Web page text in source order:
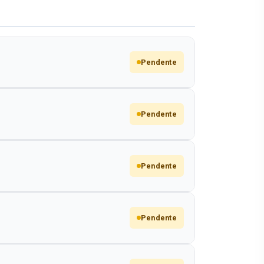
Pendente
Pendente
Pendente
Pendente